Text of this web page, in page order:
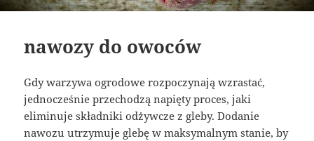
nawozy do owoców
Gdy warzywa ogrodowe rozpoczynają wzrastać,
jednocześnie przechodzą napięty proces, jaki
eliminuje składniki odżywcze z gleby. Dodanie
nawozu utrzymuje glebę w maksymalnym stanie, by